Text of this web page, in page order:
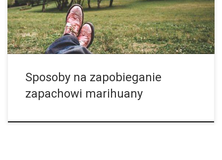
rzeczy jak mycie rąk lub ich dezynfekcja po spaleniu jointa. 1.
Użyj spreju zapachowego Znajdź zapach, który lubisz, a który
jest mocniejszy od zapachu marihuany. […]
Sposoby na zapobieganie
zapachowi marihuany